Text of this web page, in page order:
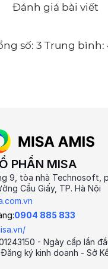
Đánh giá bài viết
số: 3 Trung bình:
PHẦN MISA
9, tòa nhà Technosoft,
Cầu Giấy, TP. Hà Nội
0904 885 833
- Ngày cấp lần
ký kinh doanh - Sở